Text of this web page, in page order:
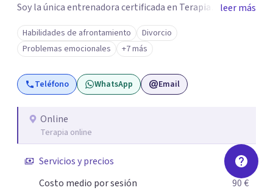
Soy la única entrenadora certificada en Terapia
Focalizada en las Emociones (TFE) en España, además de
supervisora y terapeuta certificada. La TFE ha
demostrado una mejora significativa en las relaciones,
con un 70-75% de éxito y felicidad duradera. Este enfoque
también transforma la vida en terapia individual,
emocional. Desde que me gradué en Psicología en 2002,
siempre he estado en constante aprendizaje y
crecimiento. He complementado mi formación con un
Máster en Terapia Cognitivo-Conductual y otro en
Psicodrama, profundizando en la mente humana y las
leer más
Habilidades de afrontamiento
Divorcio
Problemas emocionales
+7 más
Teléfono WhatsApp Email
Online
Terapia online
Servicios y precios
Costo medio por sesión
90 €